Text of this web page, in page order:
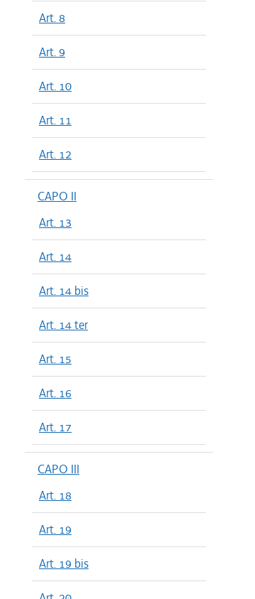
Art. 8
Art. 9
Art. 10
Art. 11
Art. 12
CAPO II
Art. 13
Art. 14
Art. 14 bis
Art. 14 ter
Art. 15
Art. 16
Art. 17
CAPO III
Art. 18
Art. 19
Art. 19 bis